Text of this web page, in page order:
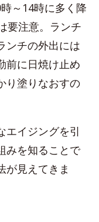
～14時に多く降
要注意。ランチ
ンチの外出には
前に日焼け止め
り塗りなおすの
エイジングを引
みを知ることで
が見えてきま